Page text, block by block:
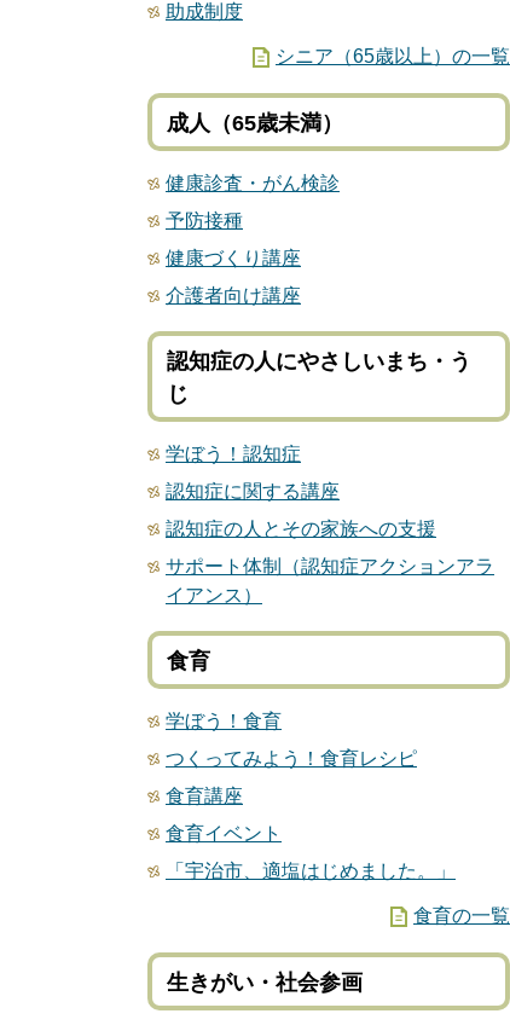
助成制度
シニア（65歳以上）の一覧
成人（65歳未満）
健康診査・がん検診
予防接種
健康づくり講座
介護者向け講座
認知症の人にやさしいまち・う
じ
学ぼう！認知症
認知症に関する講座
認知症の人とその家族への支援
サポート体制（認知症アクションアラ
イアンス）
食育
学ぼう！食育
つくってみよう！食育レシピ
食育講座
食育イベント
「宇治市、適塩はじめました。」
食育の一覧
生きがい・社会参画